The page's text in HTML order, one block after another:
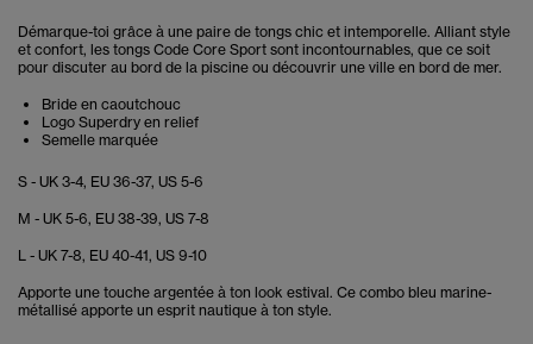
Démarque-toi grâce à une paire de tongs chic et intemporelle. Alliant style
et confort, les tongs Code Core Sport sont incontournables, que ce soit
pour discuter au bord de la piscine ou découvrir une ville en bord de mer.
Bride en caoutchouc
Logo Superdry en relief
Semelle marquée
S - UK 3-4, EU 36-37, US 5-6
M - UK 5-6, EU 38-39, US 7-8
L - UK 7-8, EU 40-41, US 9-10
Apporte une touche argentée à ton look estival. Ce combo bleu marine-
métallisé apporte un esprit nautique à ton style.